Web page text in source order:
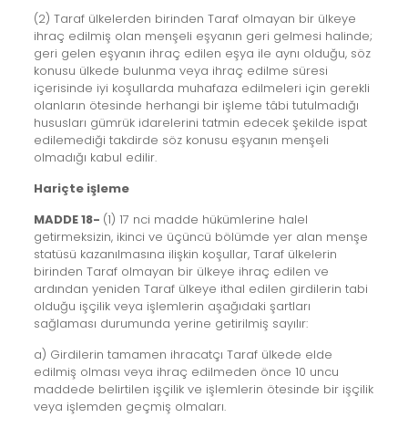
(2) Taraf ülkelerden birinden Taraf olmayan bir ülkeye
ihraç edilmiş olan menşeli eşyanın geri gelmesi halinde;
geri gelen eşyanın ihraç edilen eşya ile aynı olduğu, söz
konusu ülkede bulunma veya ihraç edilme süresi
içerisinde iyi koşullarda muhafaza edilmeleri için gerekli
olanların ötesinde herhangi bir işleme tâbi tutulmadığı
hususları gümrük idarelerini tatmin edecek şekilde ispat
edilemediği takdirde söz konusu eşyanın menşeli
olmadığı kabul edilir.
Hariçte işleme
MADDE 18- (1) 17 nci madde hükümlerine halel
getirmeksizin, ikinci ve üçüncü bölümde yer alan menşe
statüsü kazanılmasına ilişkin koşullar, Taraf ülkelerin
birinden Taraf olmayan bir ülkeye ihraç edilen ve
ardından yeniden Taraf ülkeye ithal edilen girdilerin tabi
olduğu işçilik veya işlemlerin aşağıdaki şartları
sağlaması durumunda yerine getirilmiş sayılır:
a) Girdilerin tamamen ihracatçı Taraf ülkede elde
edilmiş olması veya ihraç edilmeden önce 10 uncu
maddede belirtilen işçilik ve işlemlerin ötesinde bir işçilik
veya işlemden geçmiş olmaları.